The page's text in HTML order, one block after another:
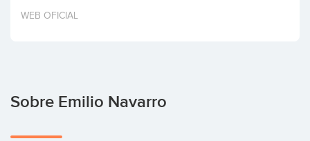
Invertir
WEB OFICIAL
Sobre Emilio Navarro